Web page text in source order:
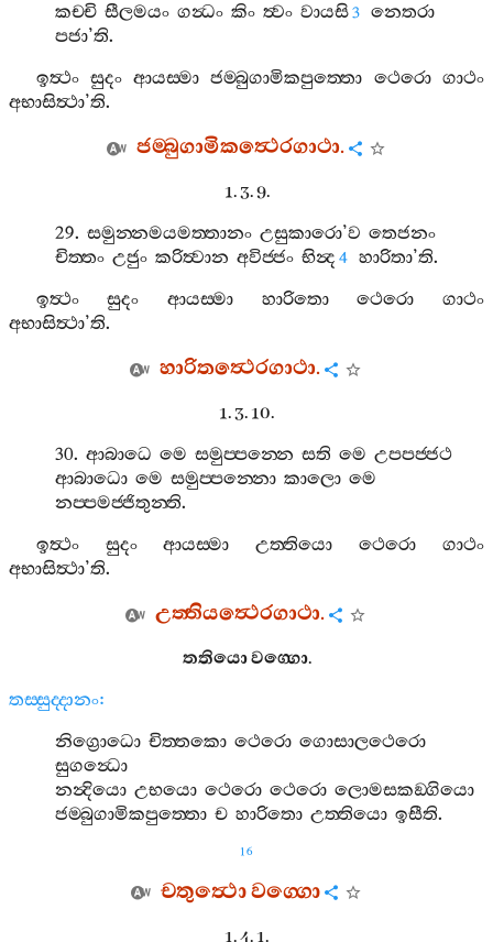
කච‍්චි සීලමයං ගන්‍ධං කිං ත්‍වං වායසි3
නෙතරා
පජා’ති.
ඉත්‍ථං සුදං ආයස‍්මා ජම‍්බුගාමිකපුත‍්තො ථෙරො ගාථං
අභාසිත්‍ථා’ති.
ජම‍්බුගාමිකත්‍ථෙරගාථා.
1. 3. 9.
29.සමුන‍්නමයමත‍්තානං උසුකාරො’ව තෙජනං
චිත‍්තං උජුං කරිත්‍වාන අවිජ‍්ජං භින්‍ද 4 හාරිතා’ති.
ඉත්‍ථං
සුදං ආයස‍්මා හාරිතො ථෙරො
ගාථං
අභාසිත්‍ථා’ති.
හාරිතත්‍ථෙරගාථා.
1. 3. 10.
30.ආබාධෙ මෙ සමුප‍්පන‍්නෙ සති මෙ උපපජ‍්ජථ
ආබාධො මෙ සමුප‍්පන‍්නො කාලො මෙ
නප‍්පමජ‍්ජිතුන‍්ති.
ඉත්‍ථං
සුදං ආයස‍්මා උත‍්තියො ථෙරො
ගාථං
අභාසිත්‍ථා’ති.
උත‍්තියත්‍ථෙරගාථා.
තතියොවග‍්ගො.
තස‍්සුද‍්දානං:
නිග්‍රොධො චිත‍්තකො ථෙරො ගොසාලථෙරො
සුගන්‍ධො
නන්‍දියො උභයො ථෙරො ථෙරො ලොමසකඞ‍්ගියො
ජම‍්බුගාමිකපුත‍්තො ච හාරිතො උත‍්තියො ඉසීති.
16
චතුත්‍ථොවග‍්ගො